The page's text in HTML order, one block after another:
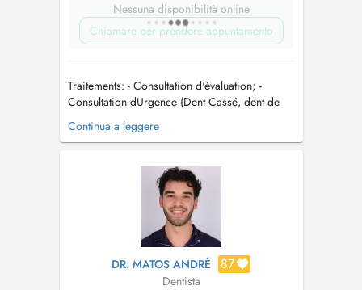
Nessuna disponibilità online
Chiamare per prendere appuntamento
Traitements: - Consultation d'évaluation; -
Consultation dUrgence (Dent Cassé, dent de
sagesse, Douleur, drainage des abcès, collage
des dents et la cimentation des couronnes).
Dentisterie: - Dentisterie et dentisterie
esthétique; - Traitements ...
Continua a leggere
DR. MATOS ANDRÉ 87
Dentista